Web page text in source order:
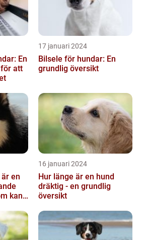
En
att
17 januari 2024
Bilsele för hundar: En
grundlig översikt
en
kan
16 januari 2024
Hur länge är en hund
dräktig - en grundlig
översikt